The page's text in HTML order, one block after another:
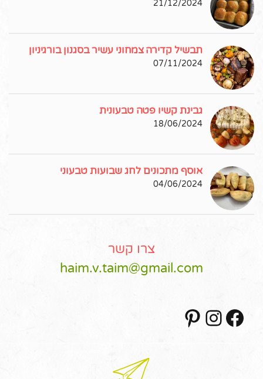
21/12/2024
תבשיל קדירה צמחוני עשיר בסגנון בורגיניון
07/11/2024
גבינת קשיו פטה טבעונית
18/06/2024
אוסף מתכונים לחג שבועות טבעוני
04/06/2024
צרו קשר
haim.v.taim@gmail.com
Facebook
Instagram